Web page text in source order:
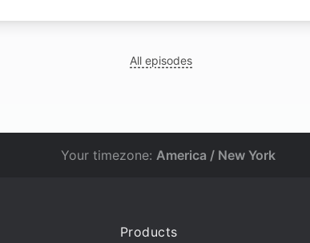
All episodes
Your timezone: America / New York
Products